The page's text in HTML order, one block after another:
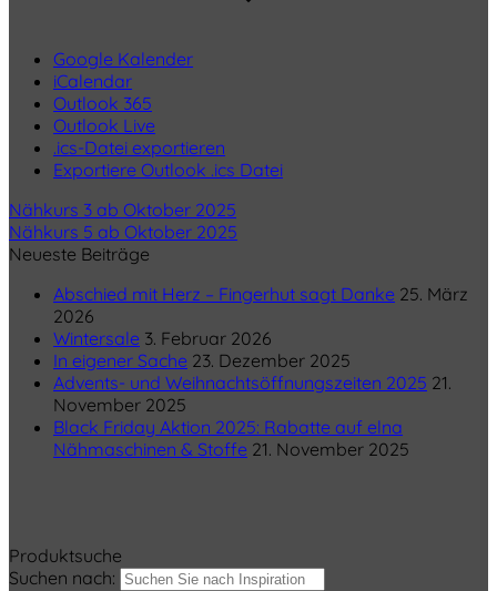
Google Kalender
iCalendar
Outlook 365
Outlook Live
.ics-Datei exportieren
Exportiere Outlook .ics Datei
Nähkurs 3 ab Oktober 2025
Nähkurs 5 ab Oktober 2025
Neueste Beiträge
Abschied mit Herz – Fingerhut sagt Danke 25. März
2026
Wintersale 3. Februar 2026
In eigener Sache 23. Dezember 2025
Advents- und Weihnachtsöffnungszeiten 2025 21.
November 2025
Black Friday Aktion 2025: Rabatte auf elna
Nähmaschinen & Stoffe 21. November 2025
Produktsuche
Suchen nach: